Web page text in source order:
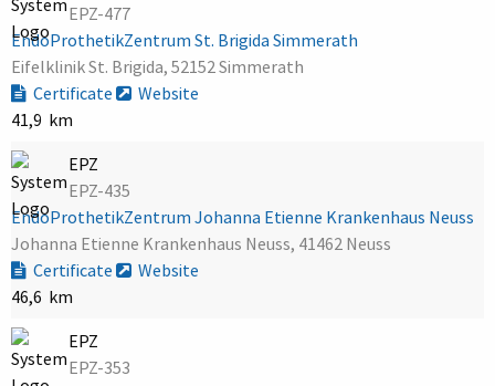
EPZ-477
EndoProthetikZentrum St. Brigida Simmerath
Eifelklinik St. Brigida, 52152 Simmerath
Certificate
Website
41,9 km
EPZ
EPZ-435
EndoProthetikZentrum Johanna Etienne Krankenhaus Neuss
Johanna Etienne Krankenhaus Neuss, 41462 Neuss
Certificate
Website
46,6 km
EPZ
EPZ-353